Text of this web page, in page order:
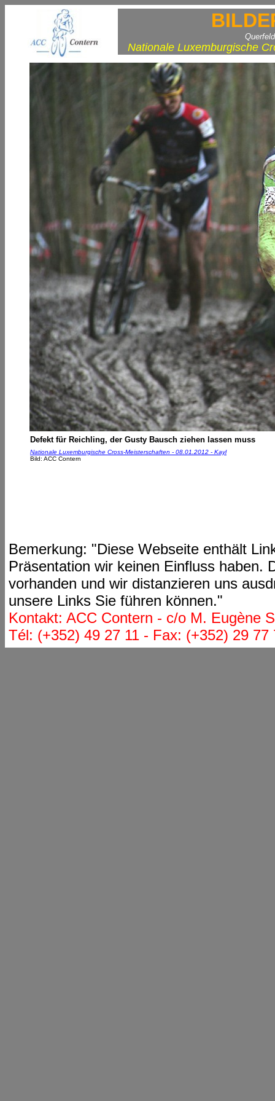
Nationale Luxemburgische
Defekt für Reichling, der Gusty Bausch ziehen lassen muss
Nationale Luxemburgische Cross-Meisterschaften - 08.01.2012 - Kayl
Bild: ACC Contern
Bemerkung: "Diese Webseite enthält
Präsentation wir keinen Einfluss haben.
vorhanden und wir distanzieren uns
unsere Links Sie führen können."
Kontakt: ACC Contern - c/o M. Eugène
Tél: (+352) 49 27 11 - Fax: (+352) 29